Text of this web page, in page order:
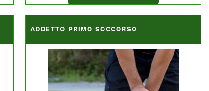
ADDETTO PRIMO SOCCORSO